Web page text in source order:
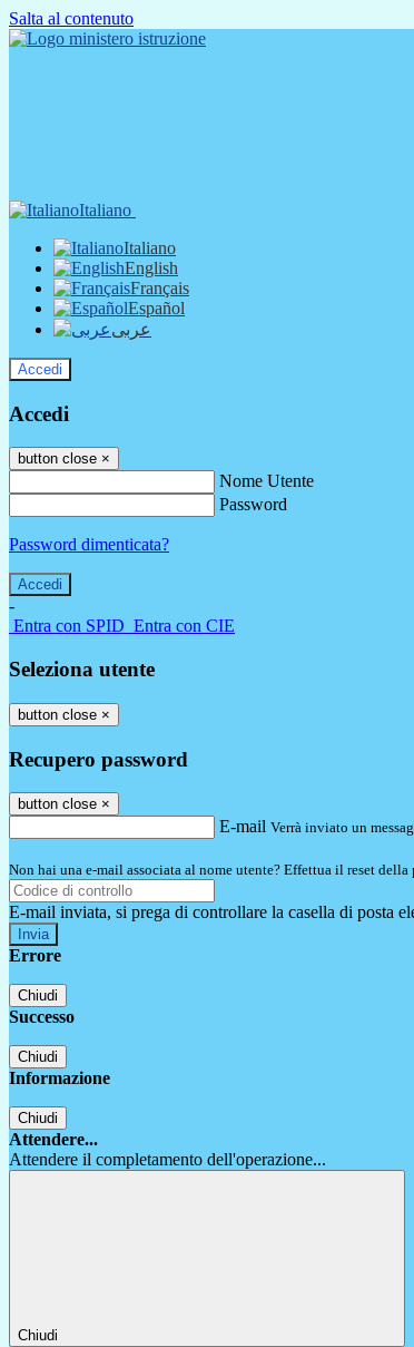
Salta al contenuto
Italiano
Italiano
English
Français
Español
عربى
Accedi
Accedi
button close ×
Nome Utente
Password
Password dimenticata?
-
Entra con SPID Entra con CIE
Seleziona utente
button close ×
Recupero password
button close ×
E-mail Verrà inviato un
Non hai una e-mail associata al nome utente? Effettua il reset della
E-mail inviata, si prega di controllare la casella di posta
Errore
Chiudi
Successo
Chiudi
Informazione
Chiudi
Attendere...
Attendere il completamento dell'operazione...
Chiudi